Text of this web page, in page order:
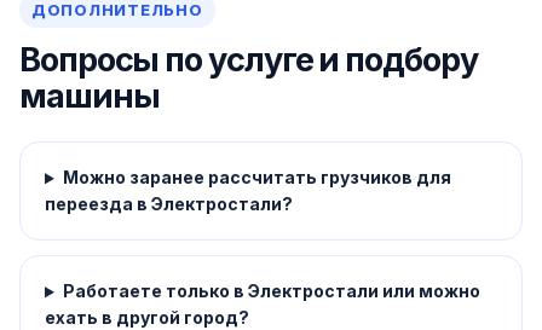
ДОПОЛНИТЕЛЬНО
Вопросы по услуге и подбору
машины
Можно заранее рассчитать грузчиков для
переезда в Электростали?
Работаете только в Электростали или можно
ехать в другой город?